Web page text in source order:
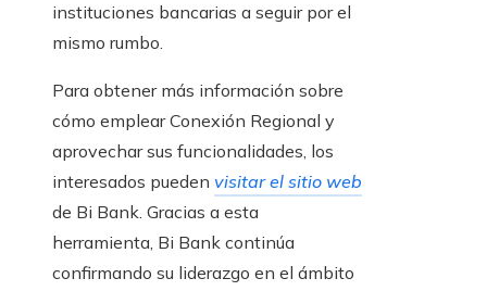
instituciones bancarias a seguir por el
mismo rumbo.
Para obtener más información sobre
cómo emplear Conexión Regional y
aprovechar sus funcionalidades, los
interesados pueden visitar el sitio web
de Bi Bank. Gracias a esta
herramienta, Bi Bank continúa
confirmando su liderazgo en el ámbito